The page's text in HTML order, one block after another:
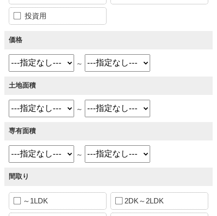
投資用
価格
～
土地面積
～
専有面積
～
間取り
～1LDK 2DK～2LDK